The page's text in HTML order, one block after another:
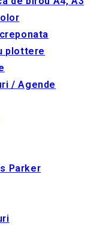
plottere
/ Agende
Parker